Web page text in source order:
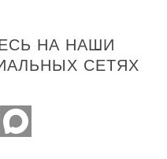
НА НАШИ
СЕТЯХ